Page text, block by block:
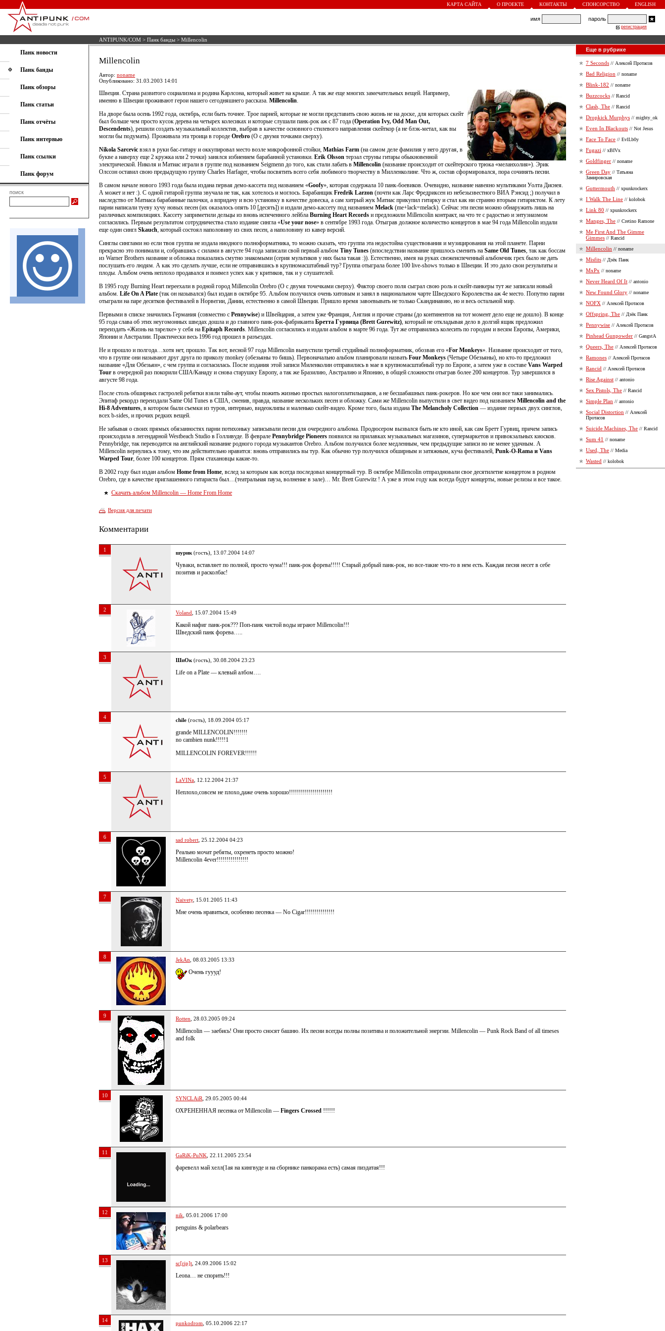
КАРТА САЙТА О ПРОЕКТЕ КОНТАКТЫ СПОНСОРСТВО ENGLISH
имя пароль
регистрация
ANTIPUNK/COM > Панк банды > Millencolin
Панк новости
Панк банды
Панк обзоры
Панк статьи
Панк отчёты
Панк интервью
Панк ссылки
Панк форум
поиск
Millencolin
Автор: noname
Опубликовано: 31.03.2003 14:01
Швеция. Страна развитого социализма и родина Карлсона, который живет на крыше. А так же еще многих замечательных вещей. Например,
именно в Швеции проживают герои нашего сегодняшнего рассказа. Millencolin.
На дворе была осень 1992 года, октябрь, если быть точнее. Трое парней, которые не могли представить свою жизнь не на доске, для которых скейт
был больше чем просто кусок дерева на четырех колесиках и которые слушали панк-рок аж с 87 года (Operation Ivy, Odd Man Out,
Descendents), решили создать музыкальный коллектив, выбрав в качестве основного стилевого направления скейткор (а не блэк-метал, как вы
могли бы подумать). Проживала эта троица в городе Orebro (O с двумя точками сверху).
Nikola Sarcevic взял в руки бас-гитару и оккупировал место возле микрофонной стойки, Mathias Farm (на самом деле фамилия у него другая, в
букве а наверху еще 2 кружка или 2 точки) занялся избиением барабанной установки. Erik Olsson терзал струны гитары обыкновенной
электрической. Николя и Матиас играли в группе под названием Seigmenn до того, как стали лабать в Millencolin (название происходит от скейтерского трюка «меланхолия»). Эрик
Олссон оставил свою предыдущую группу Charles Harfager, чтобы посвятить всего себя любимого творчеству в Милленколине. Что ж, состав сформировался, пора сочинять песни.
В самом начале нового 1993 года была издана первая демо-кассета под названием «Goofy», которая содержала 10 панк-боевиков. Очевидно, название навеяно мультиками Уолта Диснея.
А может и нет :). С одной гитарой группа звучала не так, как хотелось и моглось. Барабанщик Fredrik Larzon (почти как Ларс Фредриксен из небезызвестного ВИА Рэнсид ;) получил в
наследство от Матиаса барабанные палочки, а впридачу и всю установку в качестве довеска, а сам хитрый жук Матиас прикупил гитарку и стал как ни странно вторым гитаристом. К лету
парни написали туеву хучу новых песен (их оказалось опять 10 [десять]) и издали демо-кассету под названием Melack (me+lack=melack). Сейчас эти песни можно обнаружить лишь на
различных компиляциях. Кассету заприметили дельцы из вновь испеченного лейбла Burning Heart Records и предложили Millencolin контракт, на что те с радостью и энтузиазмом
согласились. Первым результатом сотрудничества стало издание сингла «Use your nose» в сентябре 1993 года. Отыграв должное количество концертов в мае 94 года Millencolin издали
еще один сингл Skauch, который состоял наполовину из свих песен, а наполовину из кавер версий.
Синглы синглами но если твоя группа не издала ниодного полноформатника, то можно сказать, что группа эта недостойна существования и музицирования на этой планете. Парни
прекрасно это понимали и, собравшись с силами в августе 94 года записали свой первый альбом Tiny Tunes (впоследствии название пришлось сменить на Same Old Tunes, так как боссам
из Warner Brothers название и обложка показались смутно знакомыми (серия мультиков у них была такая :)). Естественно, имея на руках свежеиспеченный альбомчик грех было не дать
послушать его людям. А как это сделать лучше, если не отправившись в крупномасштабный тур? Группа отыграла более 100 live-shows только в Швеции. И это дало свои результаты и
плоды. Альбом очень неплохо продавался и поимел успех как у критиков, так и у слушателей.
В 1995 году Burning Heart переехали в родной город Millencolin Orebro (O с двумя точечками сверху). Фактор своего поля сыграл свою роль и скейт-панкеры тут же записали новый
альбом. Life On A Plate (так он назывался) был издан в октябре 95. Альбом получился очень хитовым и занял в национальном чарте Шведского Королевства аж 4е место. Попутно парни
отыграли на паре десятков фестивалей в Норвегии, Дании, естественно в самой Швеции. Пришло время завоевывать не только Скандинавию, но и весь остальной мир.
Первыми в списке значились Германия (совместно с Pennywise) и Швейцария, а затем уже Франция, Англия и прочие страны (до континентов на тот момент дело еще не дошло). В конце
95 года слава об этих неугомонных шведах дошла и до главного панк-рок-фабриканта Бретта Гурвица (Brett Gurewitz), который не откладывая дело в долгий ящик предложил
переиздать «Жизнь на тарелке» у себя на Epitaph Records. Millencolin согласились и издали альбом в марте 96 года. Тут же отправились колесить по городам и весям Европы, Америки,
Японии и Австралии. Практически весь 1996 год прошел в разъездах.
Не и прошло и полгода…хотя нет, прошло. Так вот, весной 97 года Millencolin выпустили третий студийный полноформатник, обозвав его «For Monkeys». Название происходит от того,
что в группе они называют друг друга по приколу monkey (обезьяны то бишь). Первоначально альбом планировали назвать Four Monkeys (Четыре Обезьяны), но кто-то предложил
название «Для Обезьян», с чем группа и согласилась. После издания этой записи Миленколин отправились в мае в крупномасштабный тур по Европе, а затем уже в составе Vans Warped
Tour в очередной раз покорили США/Канаду и снова старушку Европу, а так же Бразилию, Австралию и Японию, в общей сложности отыграв более 200 концертов. Тур завершился в
августе 98 года.
После столь обширных гастролей ребятки взяли тайм-аут, чтобы пожить жизнью простых налогоплатильщиков, а не бесшабашных панк-рокеров. Но кое чем они все таки занимались.
Эпитаф рекордз переиздали Same Old Tunes в США, сменив, правда, название нескольких песен и обложку. Сами же Millencolin выпустили в свет видео под названием Millencolin and the
Hi-8 Adventures, в котором были съемки из туров, интервью, видеоклипы и маленько скейт-видео. Кроме того, была издана The Melancholy Collection — издание первых двух синглов,
всех b-sides, и прочих редких вещей.
Не забывая о своих прямых обязанностях парни потихоньку записывали песни для очередного альбома. Продюсером вызвался быть не кто иной, как сам Бретт Гурвиц, причем запись
происходила в легендарной Westbeach Studio в Голливуде. В феврале Pennybridge Pioneers появился на прилавках музыкальных магазинов, супермаркетов и привокзальных киосков.
Pennybridge, так переводится на английский название родного города музыкантов Orebro. Альбом получился более медленным, чем предыдущие записи но не менее удачным. А
Millencolin вернулись к тому, что им действительно нравится: вновь отправились вы тур. Как обычно тур получился обширным и затяжным, куча фестивалей, Punk-O-Rama и Vans
Warped Tour, более 100 концертов. Прям стахановцы какие-то.
В 2002 году был издан альбом Home from Home, вслед за которым как всегда последовал концертный тур. В октябре Millencolin отпраздновали свое десятилетие концертом в родном
Orebro, где в качестве приглашенного гитариста был…(театральная пауза, волнение в зале)… Mr. Brett Gurewitz ! А уже в этом году как всегда будут концерты, новые релизы и все такое.
Скачать альбом Millencolin — Home From Home
Версия для печати
Комментарии
1 шурик (гость), 13.07.2004 14:07
Чуваки, вставляет по полной, просто чума!!! панк-рок форева!!!!! Старый добрый панк-рок, но все-такие что-то в нем есть. Каждая песня несет в себе
позитив и расколбас!
2 Voland , 15.07.2004 15:49
Какой нафиг панк-рок??? Поп-панк чистой воды играют Millencolin!!!
Шведский панк форева…..
3 ШпОк (гость), 30.08.2004 23:23
Life on a Plate — клевый албом….
4 chile (гость), 18.09.2004 05:17
grande MILLENCOLIN!!!!!!!
no cambien nunk!!!!!1
MILLENCOLIN FOREVER!!!!!!
5 LaVINa , 12.12.2004 21:37
Неплохо,совсем не плохо,даже очень хорошо!!!!!!!!!!!!!!!!!!!!!!
6 sad robert , 25.12.2004 04:23
Реально мочат ребяты, охренеть просто можно!
Millencolin 4ever!!!!!!!!!!!!!!!!
7 Naivety, 15.01.2005 11:43
Мне очень нравиться, особенно песенка — No Cigar!!!!!!!!!!!!!!!
8 JekAn , 08.03.2005 13:33
Очень гуууд!
9 Rotten , 28.03.2005 09:24
Millencolin — заебись! Они просто сносят башню. Их песни всегды полны позитива и положительной энергии. Millencolin — Punk Rock Band of all timeses
and folk
10 SYNCLAiR , 29.05.2005 00:44
ОХРЕНЕННАЯ песенка от Millencolin — Fingers Crossed !!!!!!
11 GaRiK-PuNK , 22.11.2005 23:54
фаревелл май хелл(1ая на кингвуде и на сборнике панкорама есть) самая пиздатая!!!
12 nik , 05.01.2006 17:00
penguins & polarbears
13 sc[rip]t , 24.09.2006 15:02
Leona… не спорить!!!
14 punkodrom , 05.10.2006 22:17
Еще в рубрике
7 Seconds // Алексей Протасов
Bad Religion // noname
Blink-182 // noname
Buzzcocks // Rancid
Clash, The // Rancid
Dropkick Murphys // mighty_ok
Even In Blackouts // Not Jesus
Face To Face // EvlLb0y
Fugazi // xBIVx
Goldfinger // noname
Green Day // Татьяна
Замировская
Guttermouth // xpunkrockerx
I Walk The Line // kolobok
Link 80 // xpunkrockerx
Manges, The // Cretino Ramone
Me First And The Gimme
Gimmes // Rancid
Millencolin // noname
Misfits // Дзёк Панк
MxPx // noname
Never Heard Of It // antonio
New Found Glory // noname
NOFX // Алексей Протасов
Offspring, The // Дзёк Панк
Pennywise // Алексей Протасов
Pinhead Gunpowder // GangstA
Queers, The // Алексей Протасов
Ramones // Алексей Протасов
Rancid // Алексей Протасов
Rise Against // antonio
Sex Pistols, The // Rancid
Simple Plan // antonio
Social Distortion // Алексей
Протасов
Suicide Machines, The // Rancid
Sum 41 // noname
Used, The // Media
Wasted // kolobok